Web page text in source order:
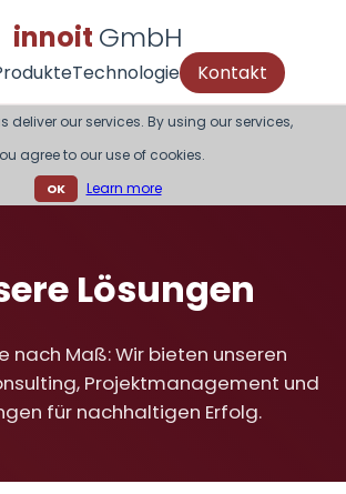
innoit GmbH
Technologie Kontakt
deliver our services. By using our services,
agree to our use of cookies.
OK Learn more
Lösungen
nach Maß: Wir bieten unseren
Projektmanagement und
für nachhaltigen Erfolg.